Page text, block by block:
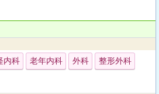
内科 老年内科 外科 整形外科